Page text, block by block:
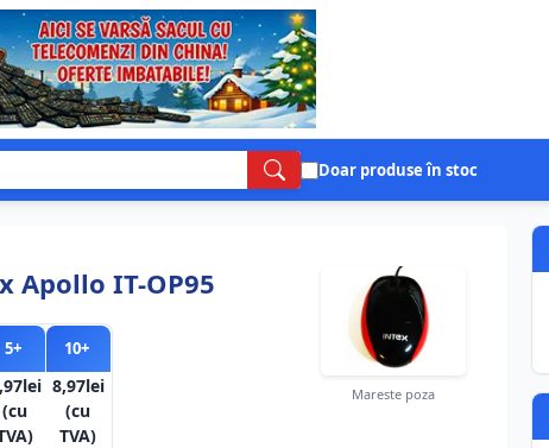
Doar produse în stoc
Apollo IT-OP95
5+ 10+
(cu
8,97lei
(cu
TVA)
Mareste poza